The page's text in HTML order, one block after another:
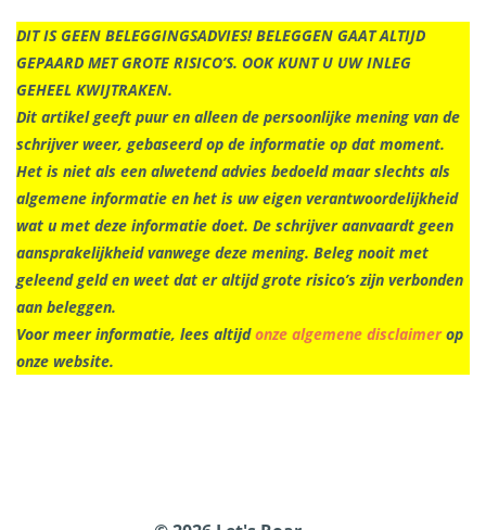
DIT IS GEEN BELEGGINGSADVIES! BELEGGEN GAAT ALTIJD
GEPAARD MET GROTE RISICO’S. OOK KUNT U UW INLEG
GEHEEL KWIJTRAKEN.
Dit artikel geeft puur en alleen de persoonlijke mening van de
schrijver weer, gebaseerd op de informatie op dat moment.
Het is niet als een alwetend advies bedoeld maar slechts als
algemene informatie en het is uw eigen verantwoordelijkheid
wat u met deze informatie doet. De schrijver aanvaardt geen
aansprakelijkheid vanwege deze mening. Beleg nooit met
geleend geld en weet dat er altijd grote risico’s zijn verbonden
aan beleggen.
Voor meer informatie, lees altijdonze algemene disclaimerop
onze website.